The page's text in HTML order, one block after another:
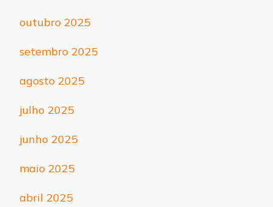
outubro 2025
setembro 2025
agosto 2025
julho 2025
junho 2025
maio 2025
abril 2025